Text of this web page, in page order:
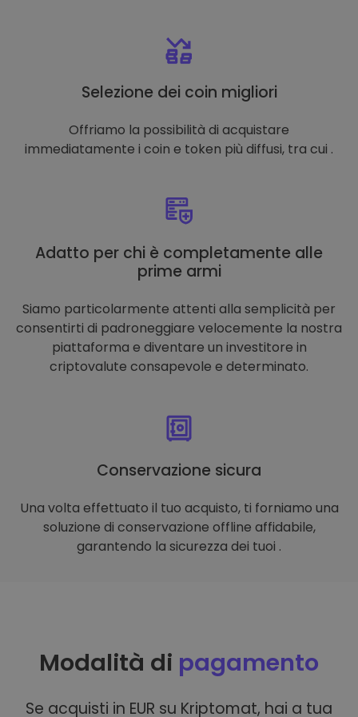
Selezione dei coin migliori
Offriamo la possibilità di acquistare
immediatamente i coin e token più diffusi, tra cui .
Adatto per chi è completamente alle
prime armi
Siamo particolarmente attenti alla semplicità per
consentirti di padroneggiare velocemente la nostra
piattaforma e diventare un investitore in
criptovalute consapevole e determinato.
Conservazione sicura
Una volta effettuato il tuo acquisto, ti forniamo una
soluzione di conservazione offline affidabile,
garantendo la sicurezza dei tuoi .
Modalità di pagamento
Se acquisti in EUR su Kriptomat, hai a tua